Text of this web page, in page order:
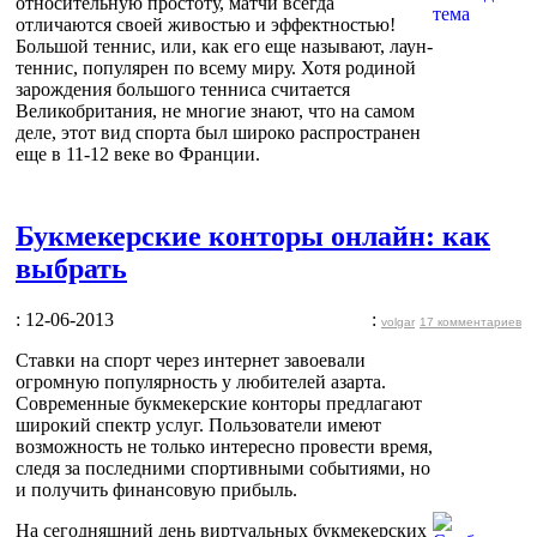
отличаются своей живостью и эффектностью!
Большой теннис, или, как его еще называют, лаун-
теннис, популярен по всему миру. Хотя родиной
зарождения большого тенниса считается
Великобритания, не многие знают, что на самом
деле, этот вид спорта был широко распространен
еще в 11-12 веке во Франции.
Букмекерские конторы онлайн: как
выбрать
: 12-06-2013 : volgar 17 комментариев
Ставки на спорт через интернет завоевали
огромную популярность у любителей азарта.
Современные букмекерские конторы предлагают
широкий спектр услуг. Пользователи имеют
возможность не только интересно провести время,
следя за последними спортивными событиями, но
и получить финансовую прибыль.
На сегодняшний день виртуальных букмекерских